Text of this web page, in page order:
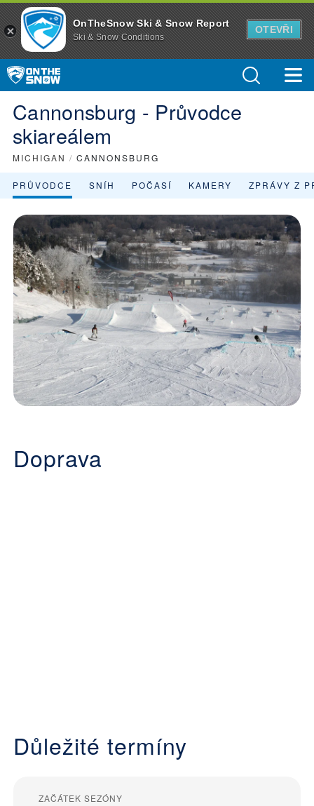
OnTheSnow Ski & Snow Report
Ski & Snow Conditions
OTEVŘI
Cannonsburg - Průvodce
skiareálem
MICHIGAN / CANNONSBURG
PRŮVODCE SNÍH POČASÍ KAMERY ZPRÁVY Z
Doprava
Důležité termíny
ZAČÁTEK SEZÓNY